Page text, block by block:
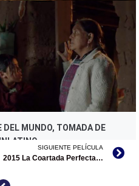
DEL MUNDO, TOMADA DE
DEL MUNDO, TOMADA DE
SIGUIENTE PELÍCULA
2015 La Coartada Perfecta / The Hit Producer